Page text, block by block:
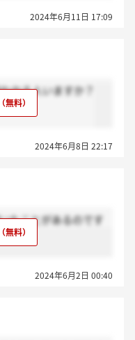
2024年6月11日 17:09
かる人いますか？
2024年6月8日 22:17
たことがあるのです
2024年6月2日 00:40